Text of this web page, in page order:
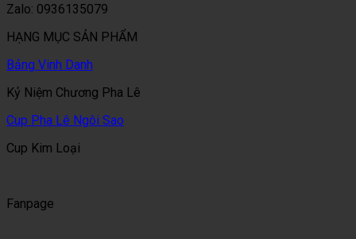
Zalo: 0936135079
HẠNG MỤC SẢN PHẨM
Bảng Vinh Danh
Kỷ Niệm Chương Pha Lê
Cup Pha Lê Ngôi Sao
Cup Kim Loại
Fanpage